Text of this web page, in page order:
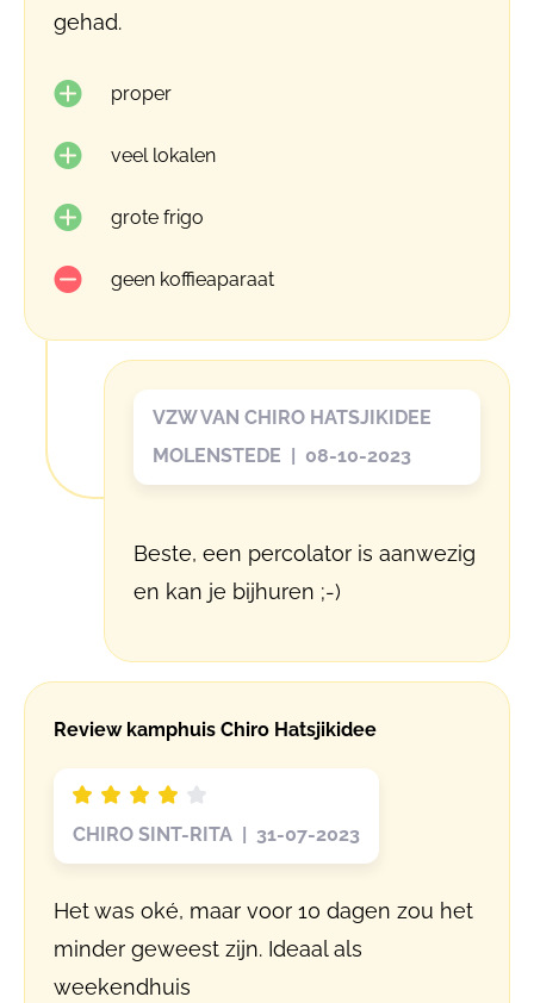
gehad.
proper
veel lokalen
grote frigo
geen koffieaparaat
VZW VAN CHIRO HATSJIKIDEE
MOLENSTEDE | 08-10-2023
Beste, een percolator is aanwezig
en kan je bijhuren ;-)
Review kamphuis Chiro Hatsjikidee
CHIRO SINT-RITA | 31-07-2023
Het was oké, maar voor 10 dagen zou het
minder geweest zijn. Ideaal als
weekendhuis